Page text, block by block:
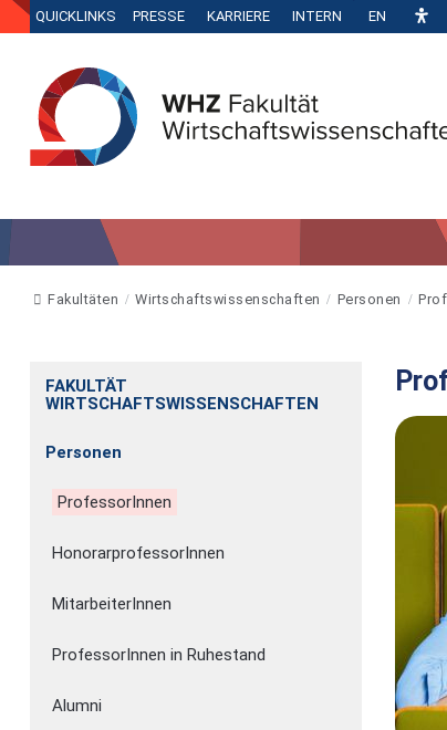
QUICKLINKS PRESSE KARRIERE INTERN EN
Fakultäten Wirtschaftswissenschaften Personen
FAKULTÄT
WIRTSCHAFTSWISSENSCHAFTEN
Personen
ProfessorInnen
HonorarprofessorInnen
MitarbeiterInnen
ProfessorInnen in Ruhestand
Alumni